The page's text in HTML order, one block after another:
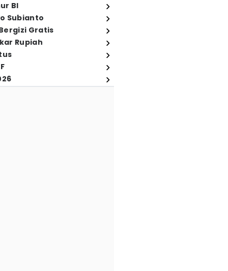
BI
Subianto
Gratis
Rupiah